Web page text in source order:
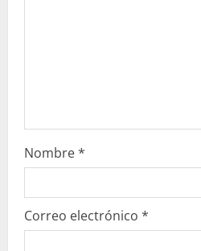
Nombre*
Correo electrónico *